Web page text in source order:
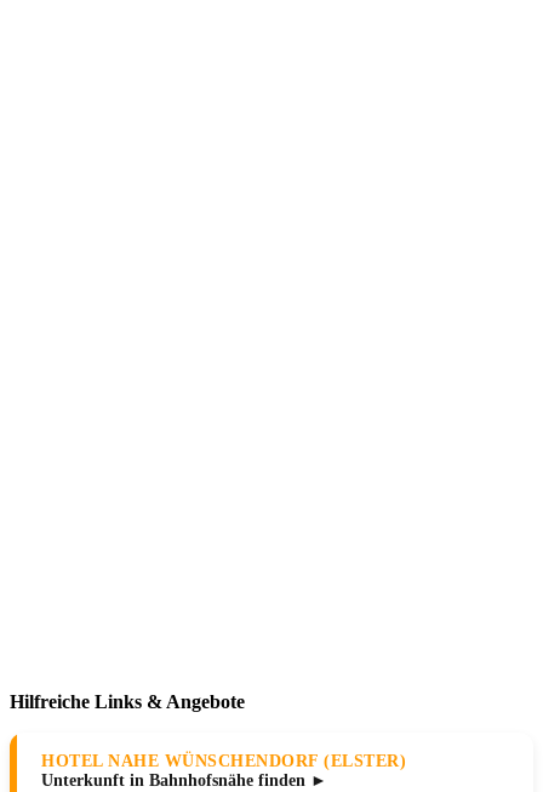
Hilfreiche Links & Angebote
HOTEL NAHE WÜNSCHENDORF (ELSTER)
Unterkunft in Bahnhofsnähe finden ►